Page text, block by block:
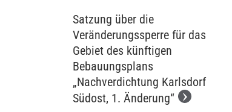
Satzung über die
Veränderungssperre für das
Gebiet des künftigen
Bebauungsplans
„Nachverdichtung Karlsdorf
Südost, 1. Änderung“